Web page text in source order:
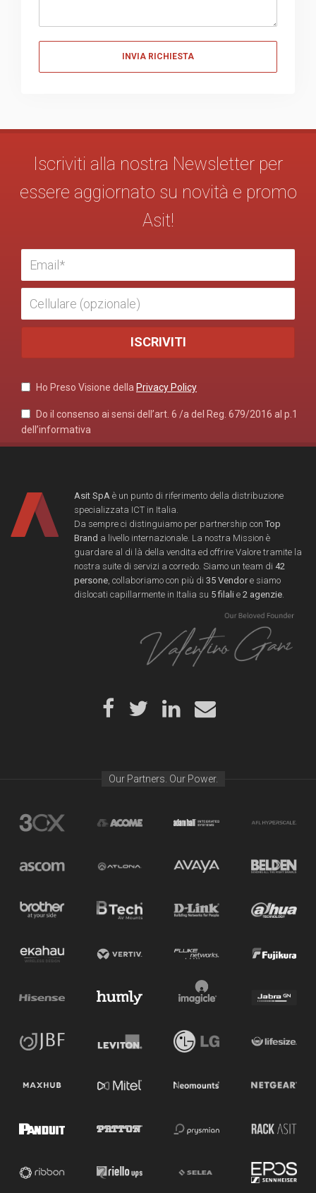
Iscriviti alla nostra Newsletter per
essere aggiornato su novità e promo
Asit!
Ho Preso Visione della Privacy Policy
Do il consenso ai sensi dell’art. 6 /a del Reg. 679/2016 al p.1
dell’informativa
Asit SpA è un punto di riferimento della distribuzione
specializzata ICT in Italia.
Da sempre ci distinguiamo per partnership con Top
Brand a livello internazionale. La nostra Mission è
guardare al di là della vendita ed offrire Valore tramite la
nostra suite di servizi a corredo. Siamo un team di 42
persone , collaboriamo con più di 35 Vendore siamo
dislocati capillarmente in Italia su 5 filali e 2 agenzie